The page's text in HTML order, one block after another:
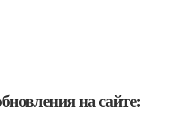
на сайте: